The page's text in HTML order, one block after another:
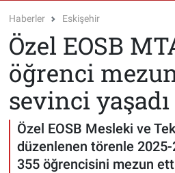
Haberler Eskişehir
Özel EOSB
öğrenci
sevinci yaşadı
Özel EOSB Mesleki ve
düzenlenen törenle
355 öğrencisini mezun
DÜNYA
SAĞLIK
MAGAZİN
KADIN
Eskişehir Namaz Vakitleri
Eskişehir Trafik Yoğunluk
Süper Lig Puan Durumu
Tüm Manşetler